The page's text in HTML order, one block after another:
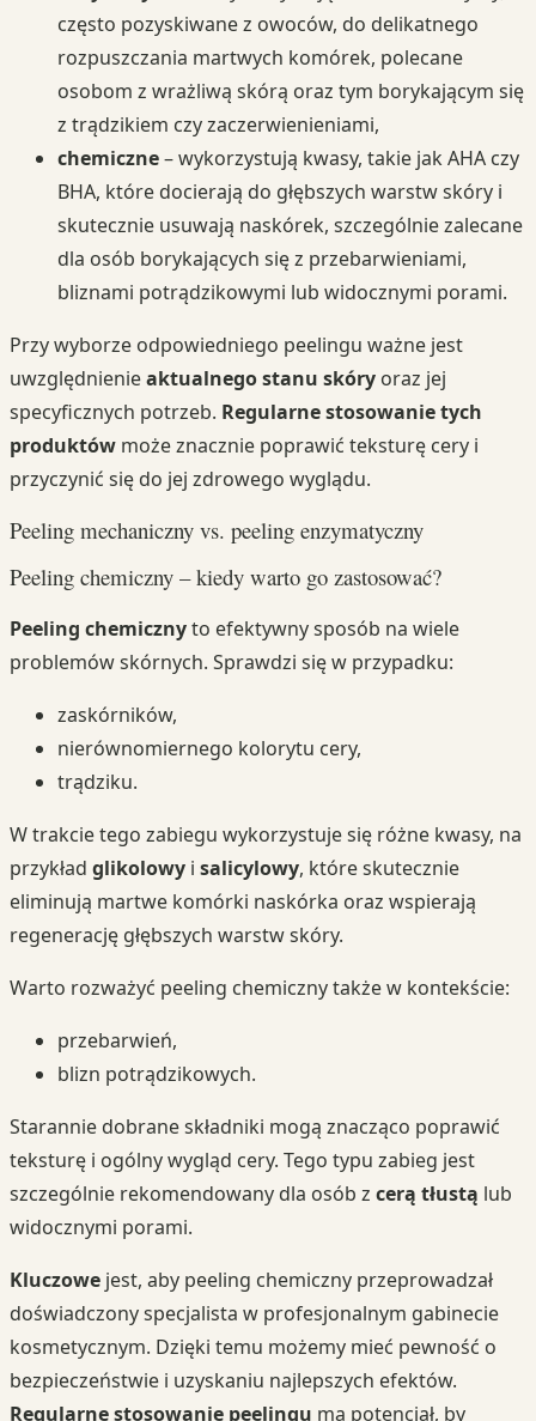
często pozyskiwane z owoców, do delikatnego
rozpuszczania martwych komórek, polecane
osobom z wrażliwą skórą oraz tym borykającym się
z trądzikiem czy zaczerwienieniami,
chemiczne– wykorzystują kwasy, takie jak AHA czy
BHA, które docierają do głębszych warstw skóry i
skutecznie usuwają naskórek, szczególnie zalecane
dla osób borykających się z przebarwieniami,
bliznami potrądzikowymi lub widocznymi porami.
Przy wyborze odpowiedniego peelingu ważne jest
uwzględnienieaktualnego stanu skóry oraz jej
specyficznych potrzeb. Regularne stosowanie tych
produktów może znacznie poprawić teksturę cery i
przyczynić się do jej zdrowego wyglądu.
Peeling mechaniczny vs. peeling enzymatyczny
Peeling chemiczny – kiedy warto go zastosować?
Peeling chemicznyto efektywny sposób na wiele
problemów skórnych. Sprawdzi się w przypadku:
zaskórników,
nierównomiernego kolorytu cery,
trądziku.
W trakcie tego zabiegu wykorzystuje się różne kwasy, na
przykład glikolowy i salicylowy, które skutecznie
eliminują martwe komórki naskórka oraz wspierają
regenerację głębszych warstw skóry.
Warto rozważyć peeling chemiczny także w kontekście:
przebarwień,
blizn potrądzikowych.
Starannie dobrane składniki mogą znacząco poprawić
teksturę i ogólny wygląd cery. Tego typu zabieg jest
szczególnie rekomendowany dla osób z cerą tłustą lub
widocznymi porami.
Kluczowe jest, aby peeling chemiczny przeprowadzał
doświadczony specjalista w profesjonalnym gabinecie
kosmetycznym. Dzięki temu możemy mieć pewność o
bezpieczeństwie i uzyskaniu najlepszych efektów.
Regularne stosowanie peelingu ma potencjał, by